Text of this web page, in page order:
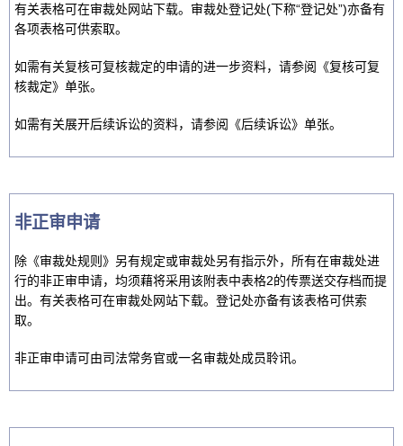
有关表格可在审裁处网站下载。审裁处登记处(下称“登记处”)亦备有
各项表格可供索取。
如需有关复核可复核裁定的申请的进一步资料，请参阅《复核可复
核裁定》单张。
如需有关展开后续诉讼的资料，请参阅《后续诉讼》单张。
非正审申请
除《审裁处规则》另有规定或审裁处另有指示外，所有在审裁处进
行的非正审申请，均须藉将采用该附表中表格2的传票送交存档而提
出。有关表格可在审裁处网站下载。登记处亦备有该表格可供索
取。
非正审申请可由司法常务官或一名审裁处成员聆讯。